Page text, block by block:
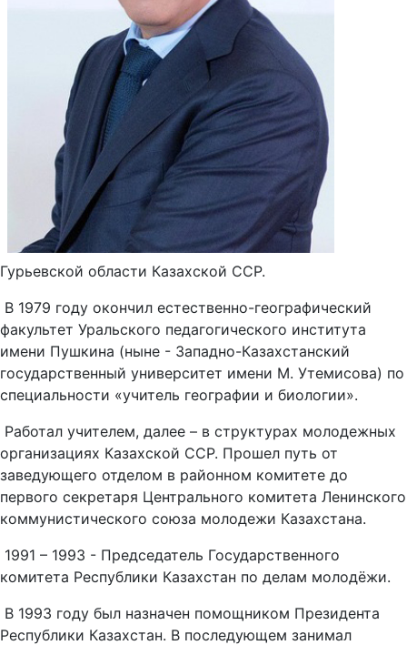
Гурьевской области Казахской ССР.
В 1979 году окончил естественно-географический
факультет Уральского педагогического института
имени Пушкина (ныне - Западно-Казахстанский
государственный университет имени М. Утемисова) по
специальности «учитель географии и биологии».
Работал учителем, далее – в структурах молодежных
организациях Казахской ССР. Прошел путь от
заведующего отделом в районном комитете до
первого секретаря Центрального комитета Ленинского
коммунистического союза молодежи Казахстана.
1991 – 1993 - Председатель Государственного
комитета Республики Казахстан по делам молодёжи.
В 1993 году был назначен помощником Президента
Республики Казахстан. В последующем занимал